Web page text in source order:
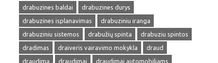
drabuzines baldai
drabuzines durys
drabuzines isplanavimas
drabuziniu iranga
drabuziniu sistemos
drabužių spinta
drabuziu spintos
dradimas
draiveris vairavimo mokykla
draud
draudima
draudimai
draudimai automobiliams